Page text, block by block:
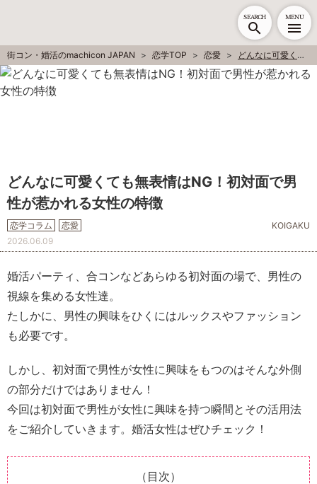
SEARCH MENU
街コン・婚活のmachicon JAPAN 恋学TOP 恋愛 どんなに可愛くても無表情はNG！初対面で男性が惹かれる女性の特徴
どんなに可愛くても無表情はNG！初対面で男
性が惹かれる女性の特徴
恋学コラム 恋愛
KOIGAKU
2026.06.09
婚活パーティ、合コンなどあらゆる初対面の場で、男性の
視線を集める女性達。
たしかに、男性の興味をひくにはルックスやファッション
も必要です。
しかし、初対面で男性が女性に興味をもつのはそんな外側
の部分だけではありません！
今回は初対面で男性が女性に興味を持つ瞬間とその活用法
をご紹介していきます。婚活女性はぜひチェック！
（目次）